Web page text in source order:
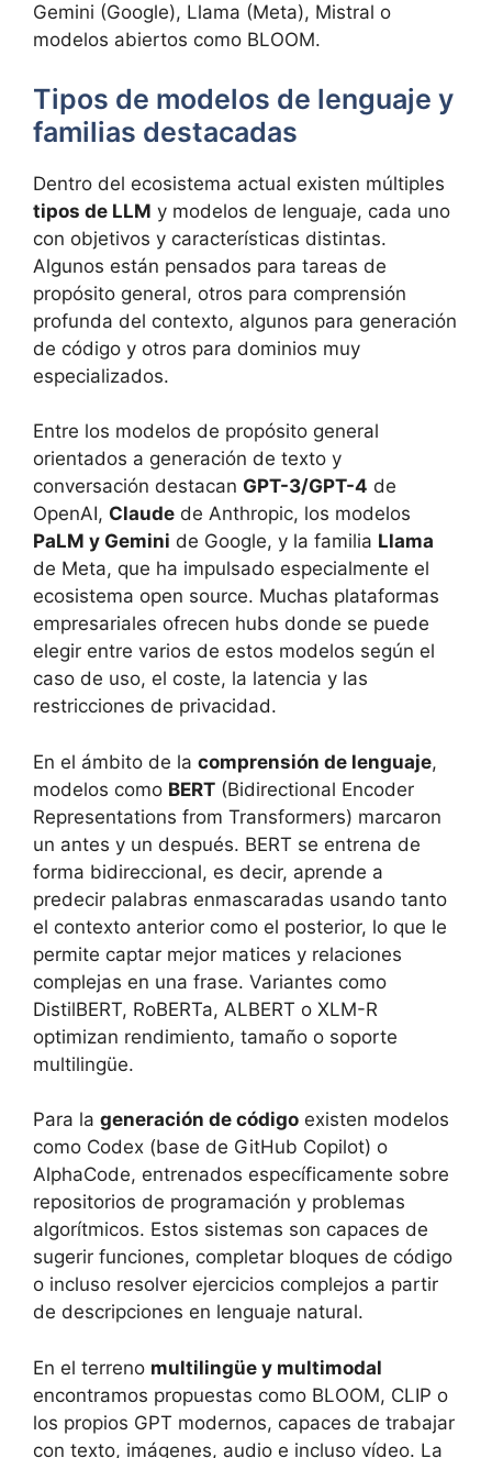
Gemini (Google), Llama (Meta), Mistral o
modelos abiertos como BLOOM.
Tipos de modelos de lenguaje y
familias destacadas
Dentro del ecosistema actual existen múltiples
tipos de LLM y modelos de lenguaje, cada uno
con objetivos y características distintas.
Algunos están pensados para tareas de
propósito general, otros para comprensión
profunda del contexto, algunos para generación
de código y otros para dominios muy
especializados.
Entre los modelos de propósito general
orientados a generación de texto y
conversación destacan GPT-3/GPT-4 de
OpenAI, Claude de Anthropic, los modelos
PaLM y Gemini de Google, y la familia Llama
de Meta, que ha impulsado especialmente el
ecosistema open source. Muchas plataformas
empresariales ofrecen hubs donde se puede
elegir entre varios de estos modelos según el
caso de uso, el coste, la latencia y las
restricciones de privacidad.
En el ámbito de la comprensión de lenguaje,
modelos como BERT (Bidirectional Encoder
Representations from Transformers) marcaron
un antes y un después. BERT se entrena de
forma bidireccional, es decir, aprende a
predecir palabras enmascaradas usando tanto
el contexto anterior como el posterior, lo que le
permite captar mejor matices y relaciones
complejas en una frase. Variantes como
DistilBERT, RoBERTa, ALBERT o XLM-R
optimizan rendimiento, tamaño o soporte
multilingüe.
Para la generación de código existen modelos
como Codex (base de GitHub Copilot) o
AlphaCode, entrenados específicamente sobre
repositorios de programación y problemas
algorítmicos. Estos sistemas son capaces de
sugerir funciones, completar bloques de código
o incluso resolver ejercicios complejos a partir
de descripciones en lenguaje natural.
En el terreno multilingüe y multimodal
encontramos propuestas como BLOOM, CLIP o
los propios GPT modernos, capaces de trabajar
con texto, imágenes, audio e incluso vídeo. La